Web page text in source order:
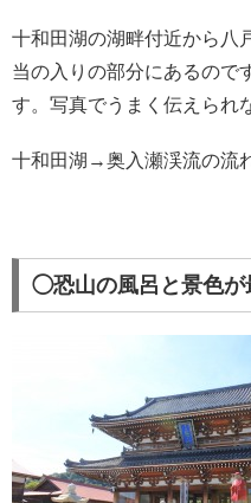
十和田湖の湖畔付近から八
当の入りの部分にあるので
す。写真でうまく伝えられ
十和田湖→奥入瀬渓流の流
◯恐山の風呂と景色が